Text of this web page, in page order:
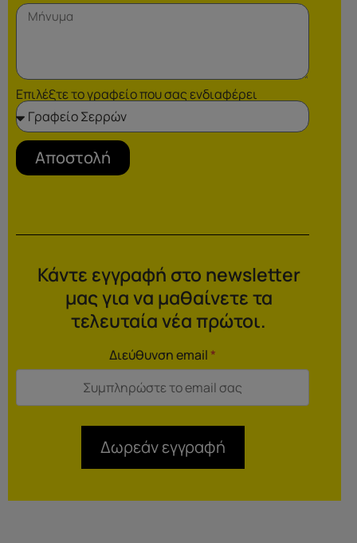
Επιλέξτε το γραφείο που σας ενδιαφέρει
Αποστολή
Κάντε εγγραφή στο newsletter
μας για να μαθαίνετε τα
τελευταία νέα πρώτοι.
Διεύθυνση email*
Δωρεάν εγγραφή